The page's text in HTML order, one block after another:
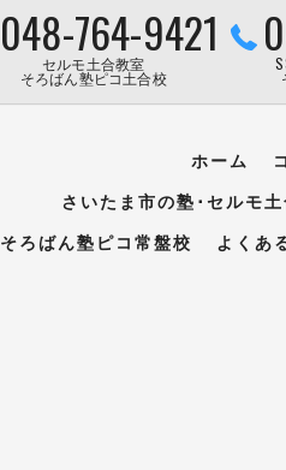
048-764-9421
セルモ土合教室
そろばん塾ピコ土合校
ホーム
さいたま市の塾･セルモ
そろばん塾ピコ常盤校
よくあ